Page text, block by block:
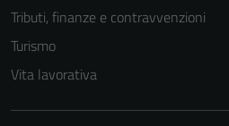
Tributi, finanze e contravvenzioni
Turismo
Vita lavorativa